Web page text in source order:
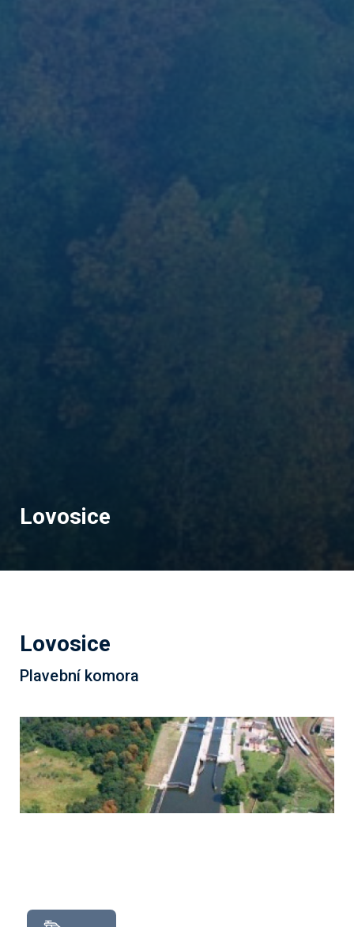
Lovosice
Lovosice
Plavební komora